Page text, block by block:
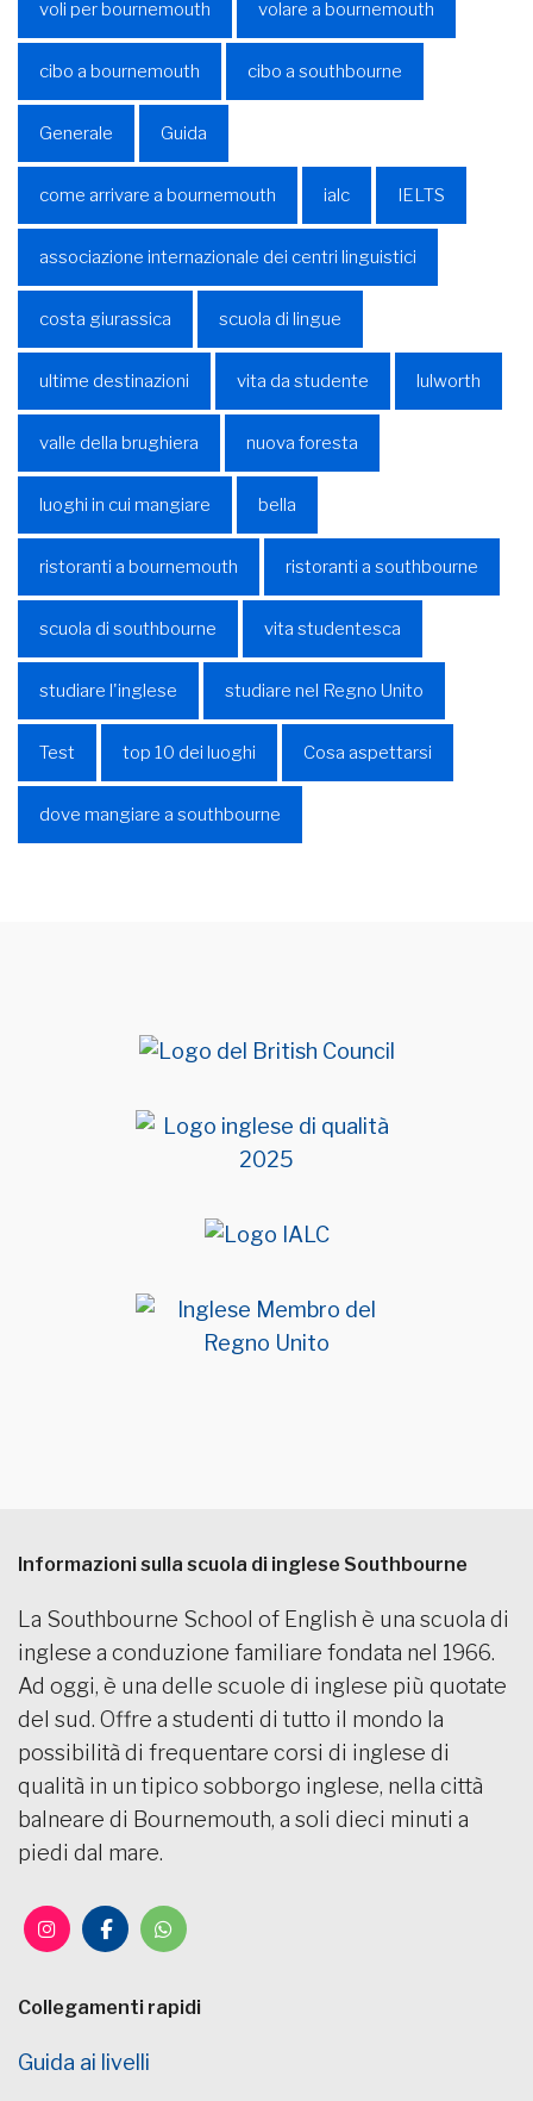
voli per bournemouth volare a bournemouth
cibo a bournemouth cibo a southbourne
Generale Guida
come arrivare a bournemouth ialc IELTS
associazione internazionale dei centri linguistici
costa giurassica scuola di lingue
ultime destinazioni vita da studente lulworth
valle della brughiera nuova foresta
luoghi in cui mangiare bella
ristoranti a bournemouth ristoranti a southbourne
scuola di southbourne vita studentesca
studiare l'inglese studiare nel Regno Unito
Test top 10 dei luoghi Cosa aspettarsi
dove mangiare a southbourne
Informazioni sulla scuola di inglese Southbourne
La Southbourne School of English è una scuola di
inglese a conduzione familiare fondata nel 1966.
Ad oggi, è una delle scuole di inglese più quotate
del sud. Offre a studenti di tutto il mondo la
possibilità di frequentare corsi di inglese di
qualità in un tipico sobborgo inglese, nella città
balneare di Bournemouth, a soli dieci minuti a
piedi dal mare.
Collegamenti rapidi
Guida ai livelli